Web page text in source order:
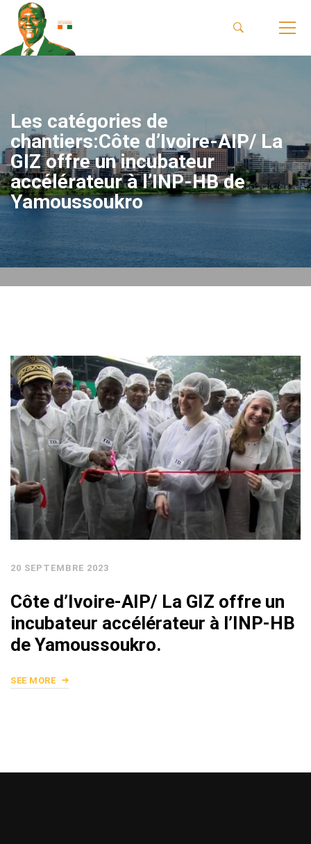
Les catégories de
chantiers:Côte d’Ivoire-AIP/ La
GIZ offre un incubateur
accélérateur à l’INP-HB de
Yamoussoukro
20 SEPTEMBRE 2023
Côte d’Ivoire-AIP/ La GIZ offre un
incubateur accélérateur à l’INP-HB
de Yamoussoukro.
SEE MORE